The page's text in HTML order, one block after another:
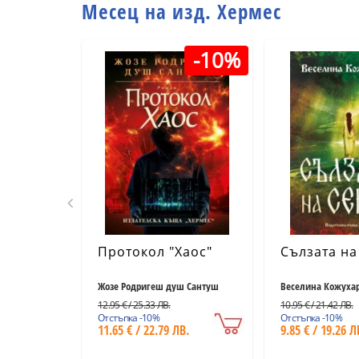
Месец на изд. Хермес
-10%
Протокол "Хаос"
Жозе Родригеш душ Сантуш
12.95 € / 25.33 ЛВ.
Отстъпка -10%
11.65 € / 22.79 ЛВ.
Сълзата
Веселина
10.95 € / 21.42 ЛВ.
Отстъпка -10%
9.85 € / 19.26